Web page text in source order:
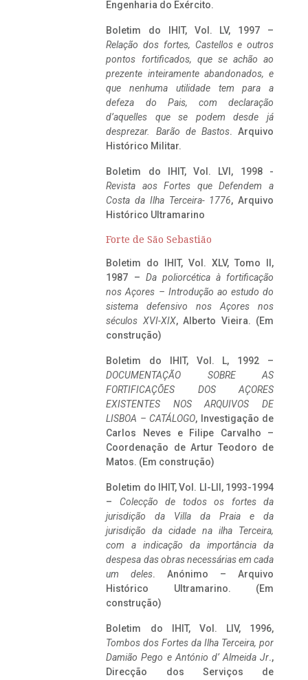
Engenharia do Exército.
Boletim do IHIT, Vol. LV, 1997 –
Relação dos fortes, Castellos e outros
pontos fortificados, que se achão ao
prezente inteiramente abandonados, e
que nenhuma utilidade tem para a
defeza do Pais, com declaração
d’aquelles que se podem desde já
desprezar. Barão de Bastos. Arquivo
Histórico Militar.
Boletim do IHIT, Vol. LVI, 1998 -
Revista aos Fortes que Defendem a
Costa da Ilha Terceira- 1776, Arquivo
Histórico Ultramarino
Forte de São Sebastião
Boletim do IHIT, Vol. XLV, Tomo II,
1987 – Da poliorcética à fortificação
nos Açores – Introdução ao estudo do
sistema defensivo nos Açores nos
séculos XVI-XIX, Alberto Vieira. (Em
construção)
Boletim do IHIT, Vol. L, 1992 –
DOCUMENTAÇÃO SOBRE AS
FORTIFICAÇÕES DOS AÇORES
EXISTENTES NOS ARQUIVOS DE
LISBOA – CATÁLOGO, Investigação de
Carlos Neves e Filipe Carvalho –
Coordenação de Artur Teodoro de
Matos. (Em construção)
Boletim do IHIT, Vol. LI-LII, 1993-1994
– Colecção de todos os fortes da
jurisdição da Villa da Praia e da
jurisdição da cidade na ilha Terceira,
com a indicação da importância da
despesa das obras necessárias em cada
um deles. Anónimo – Arquivo
Histórico Ultramarino. (Em
construção)
Boletim do IHIT, Vol. LIV, 1996,
Tombos dos Fortes da Ilha Terceira, por
Damião Pego e António d’ Almeida Jr.,
Direcção dos Serviços de